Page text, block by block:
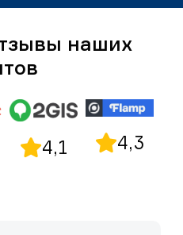
наших
4,1 4,3